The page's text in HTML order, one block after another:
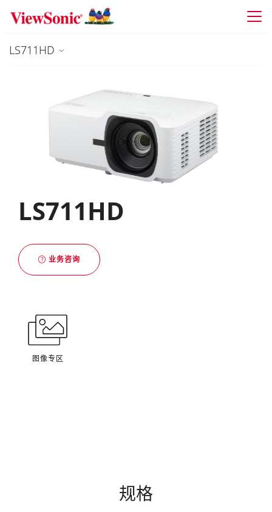
Skip to main content
LS711HD
LS711HD
业务咨询
图像专区
规格